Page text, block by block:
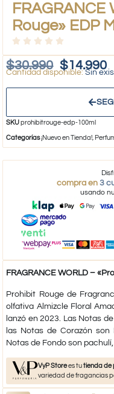
FRAGRANCE
Rouge» EDP
$30.990 $14.990
Sin
SKUprohibitrouge-edp-100ml
Categorías¡Nuevo en Tienda!,
compra en 3
usando
FRAGRANCE WORLD –
Prohibit Rouge de
olfativa Almizcle Floral
lanzó en 2023. Las Notas
las Notas de Corazón
Notas de Fondo son
VyP Storees tutienda de
variedad de fragancias